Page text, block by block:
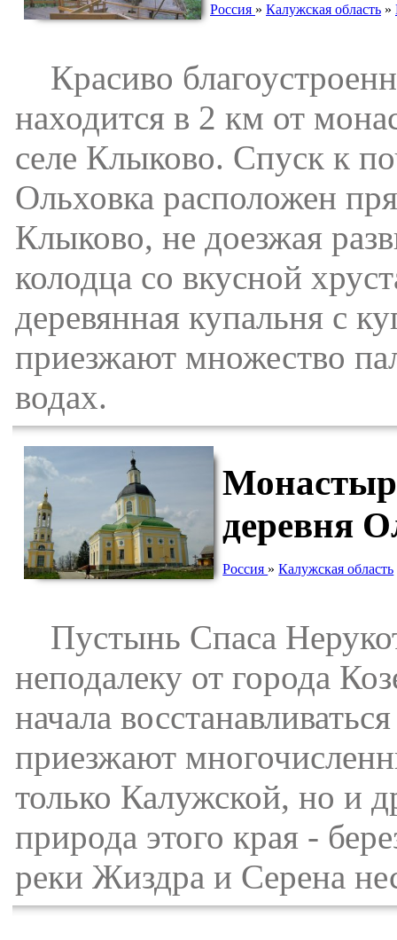
Россия » Калужская область »
Красиво
находится в 2 км от
селе Клыково. Спуск к
Ольховка расположен
Клыково, не доезжая
колодца со вкусной
деревянная купальня с
приезжают множество
водах.
деревня
Россия »Калужская область
Пустынь Спаса
неподалеку от города
начала
приезжают
только Калужской, но и
природа этого края -
реки Жиздра и Серена